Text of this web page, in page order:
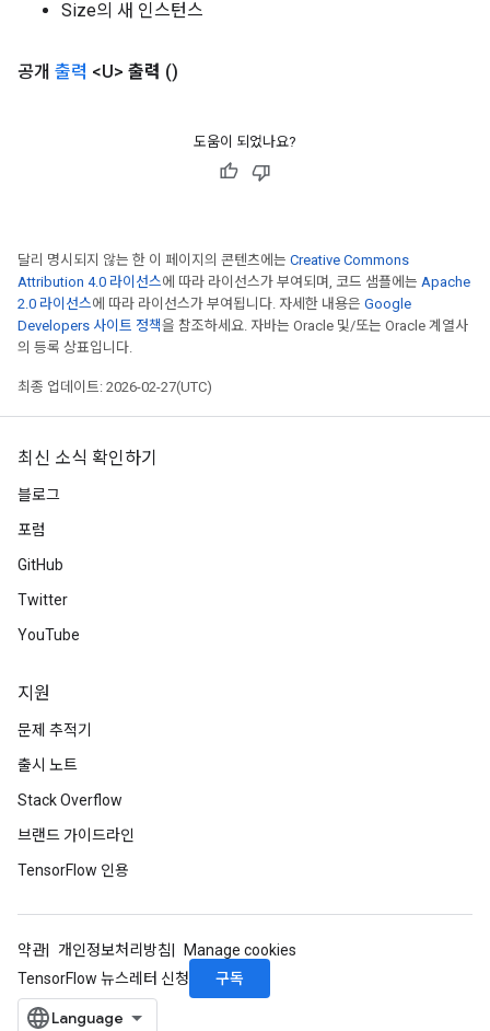
Size의 새 인스턴스
공개 출력 <U> 출력 ()
도움이 되었나요?
달리 명시되지 않는 한 이 페이지의 콘텐츠에는 Creative Commons
Attribution 4.0 라이선스에 따라 라이선스가 부여되며, 코드 샘플에는 Apache
2.0 라이선스에 따라 라이선스가 부여됩니다. 자세한 내용은 Google
Developers 사이트 정책을 참조하세요. 자바는 Oracle 및/또는 Oracle 계열사
의 등록 상표입니다.
최종 업데이트: 2026-02-27(UTC)
최신 소식 확인하기
블로그
포럼
GitHub
Twitter
YouTube
지원
문제 추적기
출시 노트
Stack Overflow
브랜드 가이드라인
TensorFlow 인용
약관 개인정보처리방침
Manage cookies
TensorFlow 뉴스레터 신청
구독